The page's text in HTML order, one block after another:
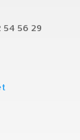
54 56 29